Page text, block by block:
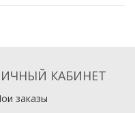
КАБИНЕТ
заказы